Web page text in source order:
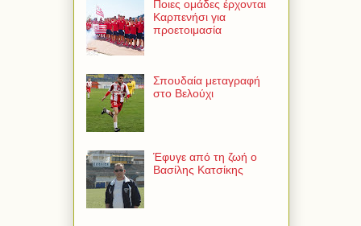
Ποιες ομάδες έρχονται
Καρπενήσι για
προετοιμασία
Σπουδαία μεταγραφή
στο Βελούχι
Έφυγε από τη ζωή ο
Βασίλης Κατσίκης